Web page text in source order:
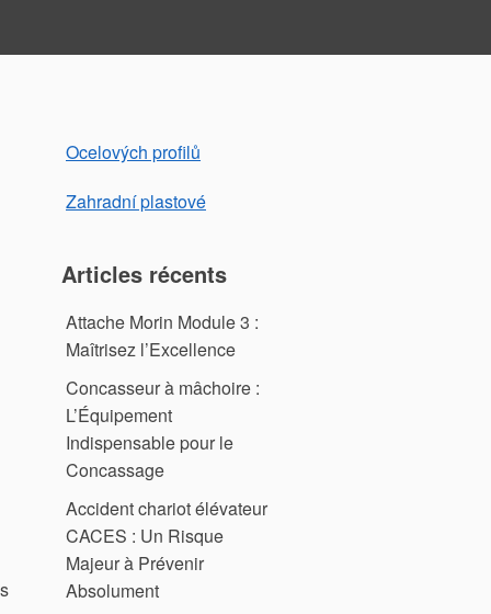
Ocelových profilů
Zahradní plastové
Articles récents
Attache Morin Module 3 :
Maîtrisez l’Excellence
Concasseur à mâchoire :
L’Équipement
Indispensable pour le
Concassage
Accident chariot élévateur
CACES : Un Risque
Majeur à Prévenir
Absolument